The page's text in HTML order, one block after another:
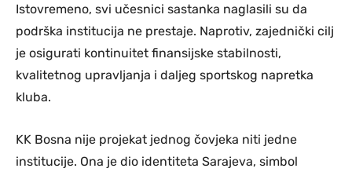
Istovremeno, svi učesnici sastanka naglasili su da
podrška institucija ne prestaje. Naprotiv, zajednički cilj
je osigurati kontinuitet finansijske stabilnosti,
kvalitetnog upravljanja i daljeg sportskog napretka
kluba.
KK Bosna nije projekat jednog čovjeka niti jedne
institucije. Ona je dio identiteta Sarajeva, simbol